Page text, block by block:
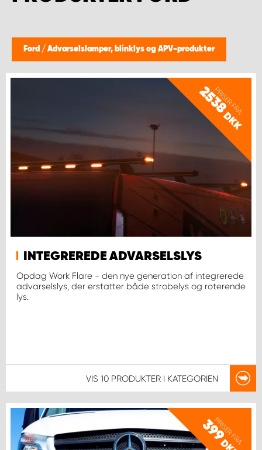
Ford / Advarselslamper, blinklys og APV-produkter
PRISER FRA
2538
DKK
INTEGREREDE ADVARSELSLYS
Opdag Work Flare - den nye generation af integrerede
advarselslys, der erstatter både strobelys og roterende
lys.
VIS 10 PRODUKTER I KATEGORIEN
PRISER FRA
399